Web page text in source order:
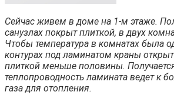
Сейчас живем в доме на 1-м этаже.
санузлах покрыт плиткой, в двух
Чтобы температура в комнатах была
контурах под ламинатом краны
плиткой меньше половины.
теплопроводность ламината ведет к
газа для отопления.